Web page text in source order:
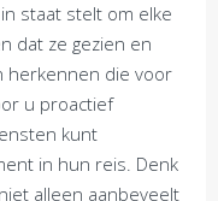
staat stelt om elke
dat ze gezien en
herkennen die voor
u proactief
kunt
in hun reis. Denk
alleen aanbeveelt